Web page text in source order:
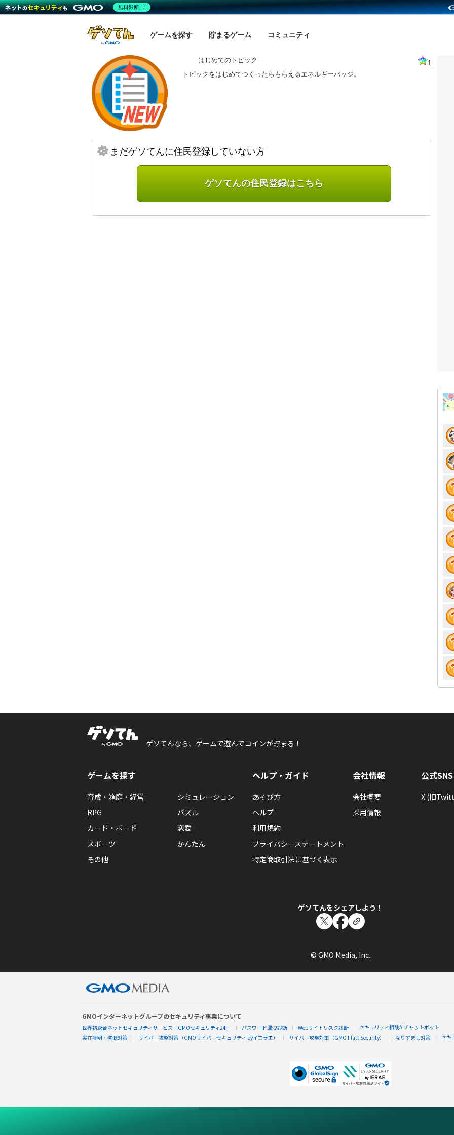
ゲームを探す 貯まるゲーム コミュニティ
はじめてのトピック
1
トピックをはじめてつくったらもらえるエネルギーバッジ。
まだゲソてんに住民登録していない方
ゲソてんの住民登録はこちら
ゲソてんなら、ゲームで遊んでコインが貯まる！
ゲームを探す
育成・箱庭・経営
シミュレーション
RPG
パズル
カード・ボード
恋愛
スポーツ
かんたん
その他
ヘルプ・ガイド
あそび方
ヘルプ
利用規約
プライバシーステートメント
特定商取引法に基づく表示
会社情報
会社概要
採用情報
公式SNS
X (旧
ゲソてんをシェアしよう！
© GMO Media, Inc.
GMOインターネットグループのセキュリティ事業について
世界初総合ネットセキュリティサービス「GMOセキュリティ24」 パスワード漏洩診断 Webサイトリスク診断
セキュリティ相談AIチャットボット
実在証明・盗聴対策
サイバー攻撃対策（GMOサイバーセキュリティ byイエラエ） サイバー攻撃対策（GMO Flatt Security） なりすまし対策 セキ
無料診断